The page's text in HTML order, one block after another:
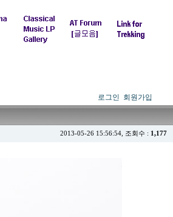
로그인 회원가입
2013-05-26 15:56:54, 조회수 : 1,177